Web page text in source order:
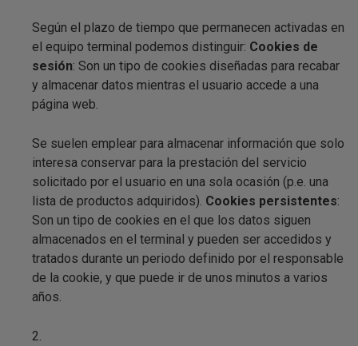
Según el plazo de tiempo que permanecen activadas en
el equipo terminal podemos distinguir: Cookies de
sesión: Son un tipo de cookies diseñadas para recabar
y almacenar datos mientras el usuario accede a una
página web.
Se suelen emplear para almacenar información que solo
interesa conservar para la prestación del servicio
solicitado por el usuario en una sola ocasión (p.e. una
lista de productos adquiridos). Cookies persistentes:
Son un tipo de cookies en el que los datos siguen
almacenados en el terminal y pueden ser accedidos y
tratados durante un periodo definido por el responsable
de la cookie, y que puede ir de unos minutos a varios
años.